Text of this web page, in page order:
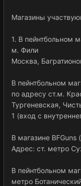
Магазины
1. В пейнтбольном
м. Фили
Москва,
В пейнтбольном
по адресу ст.м.
Тургеневская,
1 (вход с
В магазине
Адрес: cт. метро
В пейнтбольном
метро